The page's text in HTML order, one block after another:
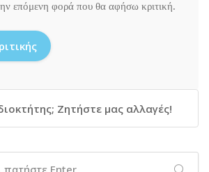
επόμενη φορά που θα αφήσω κριτική.
Ζητήστε μας αλλαγές!